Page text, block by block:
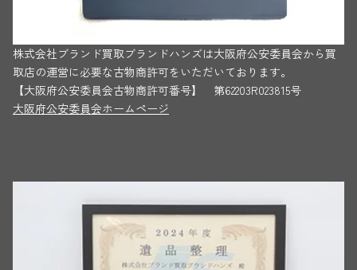
株式会社ブランド買取ブランドハンズは大阪府公安委員会から買
取店の運営に必要な古物商許可をいただいております。
【大阪府公安委員会古物商許可番号】 第62203R023815号
大阪府公安委員会ホームページ